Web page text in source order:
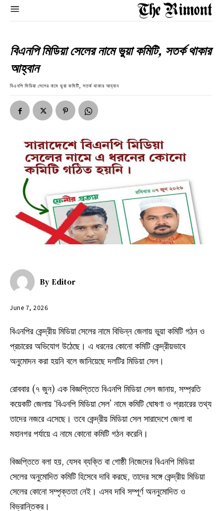
বিএনপি মিডিয়া সেলের নামে ভুয়া কমিটি, সতর্ক থাকার
আহ্বান
বিএনপি মিডিয়া সেলের নামে ভুয়া কমিটি, সতর্ক থাকার আহ্বান
By Editor
June 7, 2026
বিএনপির কেন্দ্রীয় মিডিয়া সেলের নামে বিভিন্ন জেলায় ভুয়া কমিটি গঠন ও
প্রচারের অভিযোগ উঠেছে। এ ধরনের কোনো কমিটি কেন্দ্রীয়ভাবে
অনুমোদন করা হয়নি বলে জানিয়েছে দলটির মিডিয়া সেল।
রোববার (৭ জুন) এক বিজ্ঞপ্তিতে বিএনপি মিডিয়া সেল জানায়, সম্প্রতি
কয়েকটি জেলায় ‘বিএনপি মিডিয়া সেল’ নামে কমিটি ঘোষণা ও প্রচারের তথ্য
তাদের নজরে এসেছে। তবে কেন্দ্রীয় মিডিয়া সেল সারাদেশে জেলা বা
মহানগর পর্যায়ে এ নামে কোনো কমিটি গঠন করেনি।
বিজ্ঞপ্তিতে বলা হয়, যেসব ব্যক্তি বা গোষ্ঠী নিজেদের বিএনপি মিডিয়া
সেলের অনুমোদিত কমিটি হিসেবে দাবি করছে, তাদের সঙ্গে কেন্দ্রীয় মিডিয়া
সেলের কোনো সম্পৃক্ততা নেই। এসব দাবি সম্পূর্ণ অননুমোদিত ও
বিভ্রান্তিকর।